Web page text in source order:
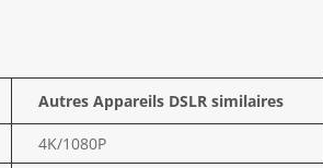
Autres Appareils DSLR similaires
4K/1080P